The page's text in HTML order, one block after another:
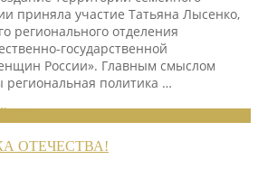
приняла участие Татьяна Лысенко,
регионального отделения
государственной
России». Главным смыслом
региональная политика …
ОТЕЧЕСТВА!